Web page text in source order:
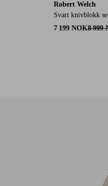
Robert Welch
Svart knivblokk
7 199 NOK8 999